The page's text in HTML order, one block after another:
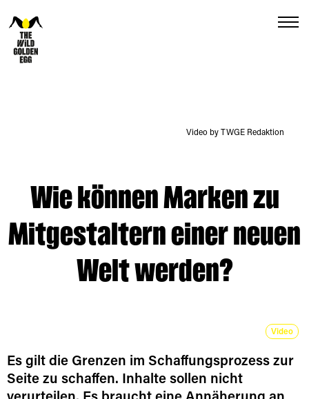
Video by TWGE Redaktion
Video
Wie können Marken zu
Mitgestaltern einer neuen
Welt werden?
Es gilt die Grenzen im Schaffungsprozess zur
Seite zu schaffen. Inhalte sollen nicht